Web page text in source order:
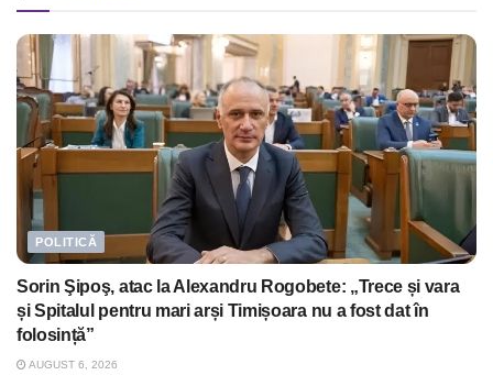
POLITICĂ
Sorin Şipoş, atac la Alexandru Rogobete: „Trece și vara
și Spitalul pentru mari arși Timișoara nu a fost dat în
folosință”
AUGUST 6, 2026